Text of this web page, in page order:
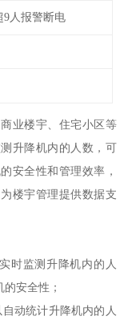
9人报警断电
业楼宇、住宅小区等
升降机内的人数，可
安全性和管理效率，
楼宇管理提供数据支
时监测升降机内的人
安全性；
动统计升降机内的人